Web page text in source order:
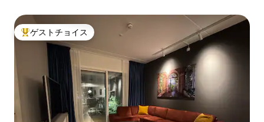
大好評のゲストチョイスです。
ゲストチョイス